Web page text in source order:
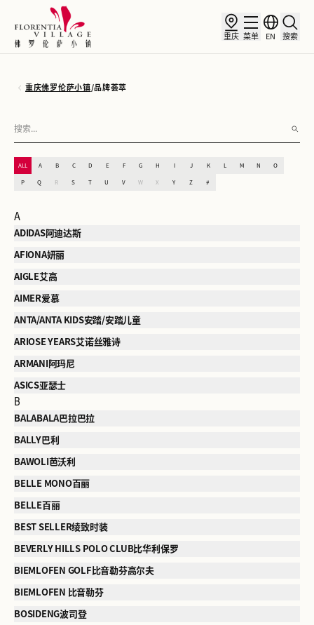
重庆 菜单 EN 搜索
重庆佛罗伦萨小镇/品牌荟萃
ALL A B C D E F G H K M N O
P Q R S T U V W X Y Z #
A
ADIDAS阿迪达斯
AFIONA妍丽
AIGLE艾高
AIMER爱慕
ANTA/ANTA KIDS安踏/安踏儿童
ARIOSE YEARS艾诺丝雅诗
ARMANI阿玛尼
ASICS亚瑟士
B
BALABALA巴拉巴拉
BALLY巴利
BAWOLI芭沃利
BELLE MONO百丽
BELLE百丽
BEST SELLER绫致时装
BEVERLY HILLS POLO CLUB比华利保罗
BIEMLOFEN GOLF比音勒芬高尔夫
BIEMLOFEN 比音勒芬
BOSIDENG波司登